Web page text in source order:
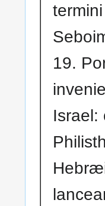
19.
Israel: